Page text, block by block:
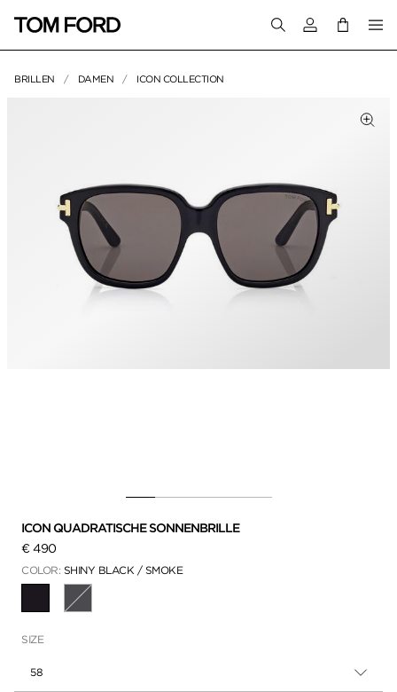
Melden Sie
BRILLEN DAMEN ICON COLLECTION
ICON QUADRATISCHE SONNENBRILLE
€ 490
COLOR: SHINY BLACK / SMOKE
AUSGEWÄHLT
SIZE
58